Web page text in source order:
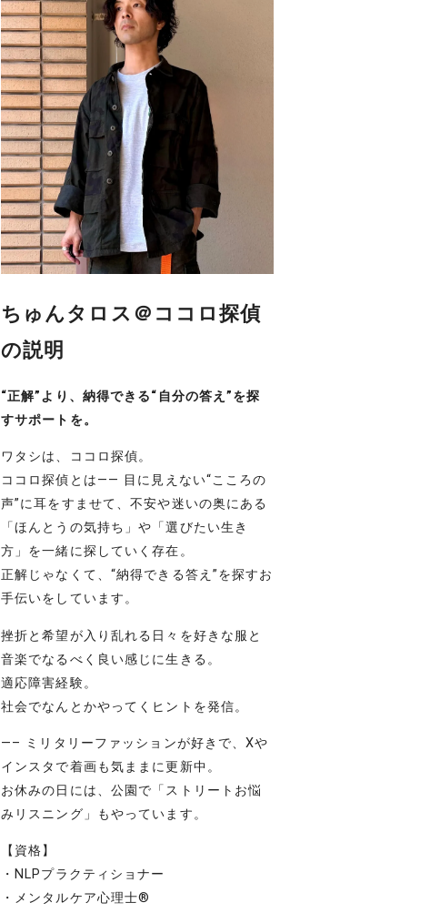
ちゅんタロス＠ココロ探偵
の説明
“正解”より、納得できる“自分の答え”を探
すサポートを。
ワタシは、ココロ探偵。
ココロ探偵とは―― 目に見えない“こころの
声”に耳をすませて、不安や迷いの奥にある
「ほんとうの気持ち」や「選びたい生き
方」を一緒に探していく存在。
正解じゃなくて、“納得できる答え”を探すお
手伝いをしています。
挫折と希望が入り乱れる日々を好きな服と
音楽でなるべく良い感じに生きる。
適応障害経験。
社会でなんとかやってくヒントを発信。
—– ミリタリーファッションが好きで、Xや
インスタで着画も気ままに更新中。
お休みの日には、公園で「ストリートお悩
みリスニング」もやっています。
【資格】
・NLPプラクティショナー
・メンタルケア心理士®